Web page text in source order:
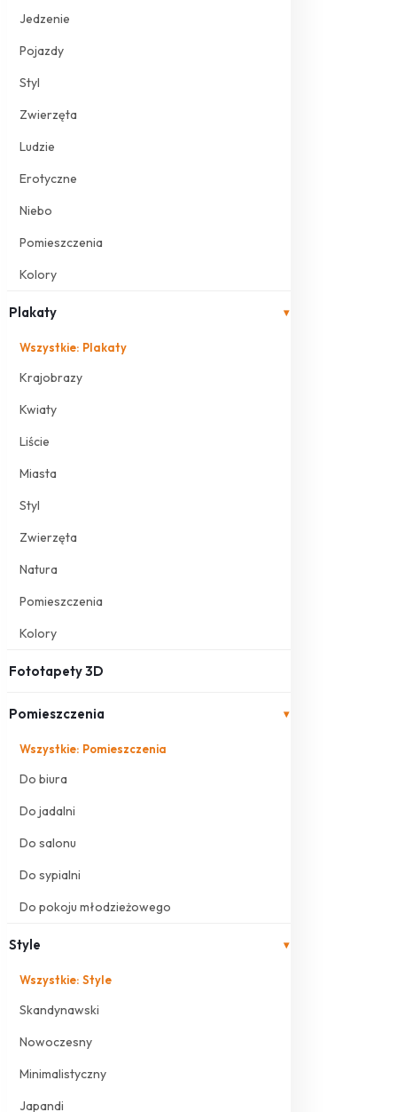
Jedzenie
Pojazdy
Styl
Zwierzęta
Ludzie
Erotyczne
Niebo
Pomieszczenia
Kolory
Plakaty ▾
Wszystkie: Plakaty
Krajobrazy
Kwiaty
Liście
Miasta
Styl
Zwierzęta
Natura
Pomieszczenia
Kolory
Fototapety 3D
Pomieszczenia ▾
Wszystkie: Pomieszczenia
Do biura
Do jadalni
Do salonu
Do sypialni
Do pokoju młodzieżowego
Style ▾
Wszystkie: Style
Skandynawski
Nowoczesny
Minimalistyczny
Japandi